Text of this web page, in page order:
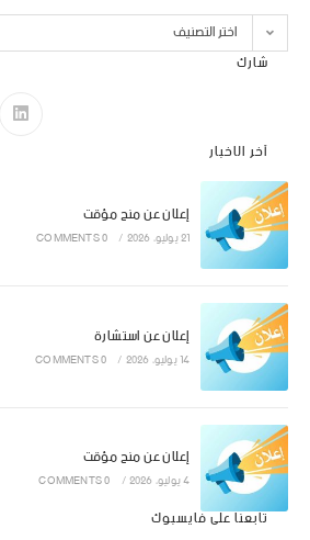
اختر التصنيف
شارك
آخر الاخبار
إعلان عن منح مؤقت
21 يوليو، 2026 /
0 COMMENTS
إعلان عن استشارة
14 يوليو، 2026 /
0 COMMENTS
إعلان عن منح مؤقت
4 يوليو، 2026 /
0 COMMENTS
تابعنا على فايسبوك